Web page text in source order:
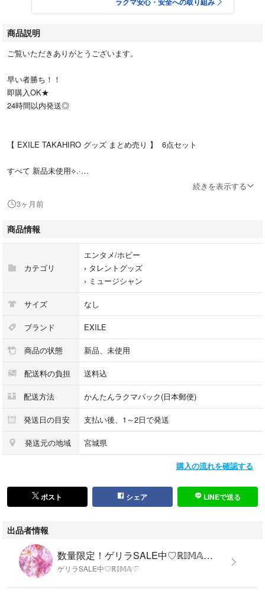
商品説明
ご覧いただきありがとうございます。
早い者勝ち！！
即購入OK★
24時間以内発送◎
【 EXILE TAKAHIRO グッズ まとめ売り 】 6点セット
すべて 新品未使用⟡.·
AMAZING WORLD
・タオル ハンカチ
EXILETRIBE PERFECTYEAR 2014
HiGH ＆ LOW 雨宮兄弟 雨宮雅貴
15th Anniversary ジャージ
着物
駄菓子屋えぐざいる ホログラム レアver
今では手に入らない 公式グッズ
EXILE 25th ANNIVERSARY BEST LIVE
LDH PERFECT YEAR 2026
EXILE 2026 ライブ参戦に⟡.·
新品未使用
自宅で大切に保管していました。
防水対策をし、簡易包装で発送させていただきます。
※画像について
出来る限り実物と同じ色味になるよう撮影には気をつけておりますが光の
続きを表示する
3ヶ月前
商品情報
カテゴリ
エンタメ/ホビー
› タレントグッズ
› ミュージシャン
サイズ なし
ブランド EXILE
商品の状態 新品、未使用
配送料の負担 送料込
配送方法 かんたんラクマパック(日本郵便)
発送日の目安 支払い後、1～2日で発送
発送元の地域 宮城県
購入の流れを確認する
ポスト シェア LINEで送る
出品者情報
数量限定！ゲリラSALE中♡ℝ𝕀𝕄𝔸♡⃛'s shop
ゲリラSALE中♡ℝ𝕀𝕄𝔸♡⃛